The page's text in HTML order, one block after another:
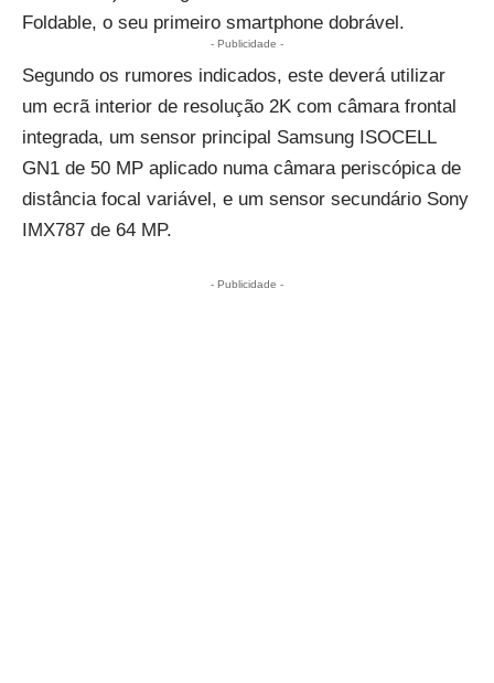
Foldable, o seu primeiro smartphone dobrável.
- Publicidade -
Segundo os rumores indicados, este deverá utilizar
um ecrã interior de resolução 2K com câmara frontal
integrada, um sensor principal Samsung ISOCELL
GN1 de 50 MP aplicado numa câmara periscópica de
distância focal variável, e um sensor secundário Sony
IMX787 de 64 MP.
- Publicidade -